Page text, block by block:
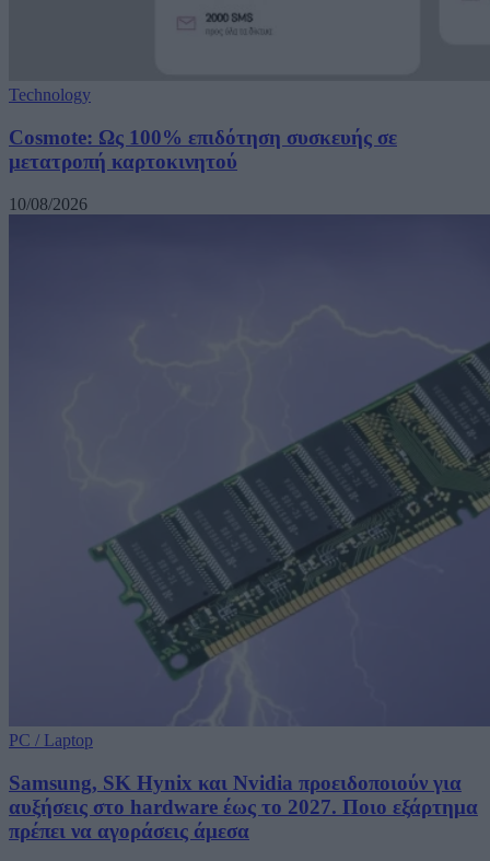
Technology
Cosmote: Ως 100% επιδότηση συσκευής σε
μετατροπή καρτοκινητού
10/08/2026
PC / Laptop
Samsung, SK Hynix και Nvidia προειδοποιούν για
αυξήσεις στο hardware έως το 2027. Ποιο εξάρτημα
πρέπει να αγοράσεις άμεσα